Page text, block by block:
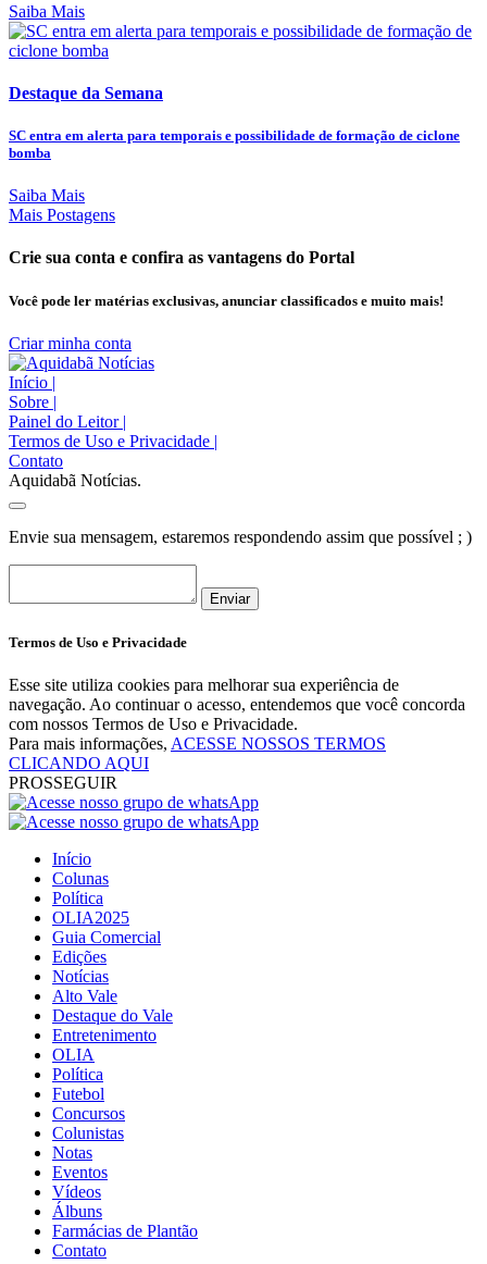
Saiba Mais
Destaque da Semana
SC entra em alerta para temporais e possibilidade de formação de ciclone
bomba
Saiba Mais
Mais Postagens
Crie sua conta e confira as vantagens do Portal
Você pode ler matérias exclusivas, anunciar classificados e muito mais!
Criar minha conta
Início |
Sobre |
Painel do Leitor |
Termos de Uso e Privacidade |
Contato
Aquidabã Notícias.
Envie sua mensagem, estaremos respondendo assim que possível ; )
Enviar
Termos de Uso e Privacidade
Esse site utiliza cookies para melhorar sua experiência de
navegação. Ao continuar o acesso, entendemos que você concorda
com nossos Termos de Uso e Privacidade.
Para mais informações, ACESSE NOSSOS TERMOS
CLICANDO AQUI
PROSSEGUIR
Início
Colunas
Política
OLIA2025
Guia Comercial
Edições
Notícias
Alto Vale
Destaque do Vale
Entretenimento
OLIA
Política
Futebol
Concursos
Colunistas
Notas
Eventos
Vídeos
Álbuns
Farmácias de Plantão
Contato